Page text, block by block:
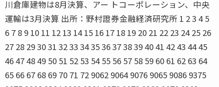
川倉庫建物は8月決算、アー トコーポレーション、中央
運輸は3月決算 出所：野村證券金融経済研究所 1 2 3 4 5
6 7 8 9 10 11 12 13 14 15 16 17 18 19 20 21 22 23 24 25 26
27 28 29 30 31 32 33 34 35 36 37 38 39 40 41 42 43 44 45
46 47 48 49 50 51 52 53 54 55 56 57 58 59 60 61 62 63 64
65 66 67 68 69 70 71 72 9062 9064 9076 9065 9086 9375